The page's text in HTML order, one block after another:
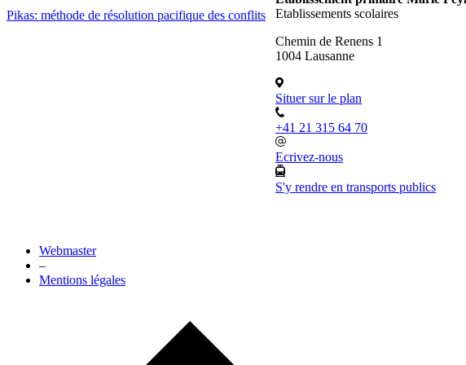
Pikas: méthode de résolution pacifique des conflits
Etablissements scolaires
Chemin de Renens 1
1004 Lausanne
Situer sur le plan
+41 21 315 64 70
Ecrivez-nous
S'y rendre en transports publics
Webmaster
–
Mentions légales